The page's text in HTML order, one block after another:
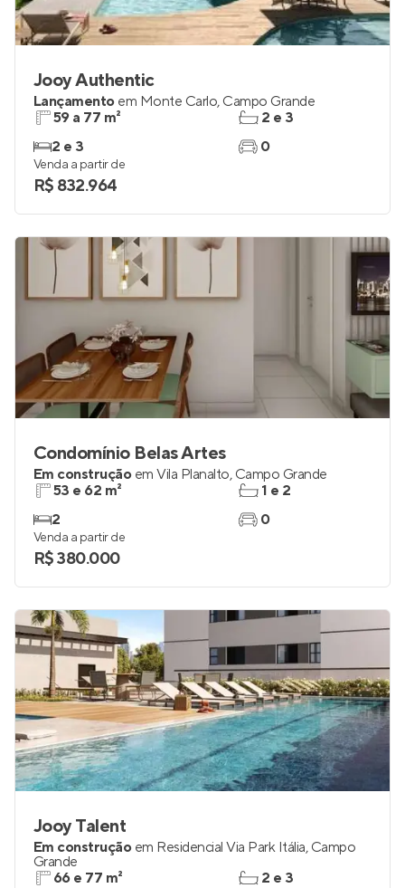
Jooy Authentic
Lançamento em Monte Carlo, Campo Grande
59 a 77 m²
2 e 3
2 e 3
0
Venda a partir de
R$ 832.964
Condomínio Belas Artes
Em construção em Vila Planalto, Campo Grande
53 e 62 m²
2
1 e 2
0
Venda a partir de
R$ 380.000
Jooy Talent
Em construção em Residencial Via Park Itália, Campo
Grande
66 e 77 m²
2 e 3